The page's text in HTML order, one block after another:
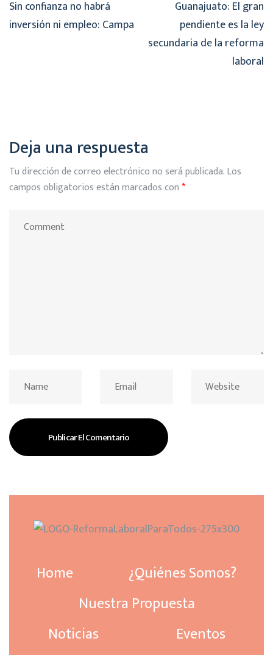
Sin confianza no habrá
inversión ni empleo: Campa
Guanajuato: El gran
pendiente es la ley
secundaria de la reforma
laboral
Deja una respuesta
Tu dirección de correo electrónico no será publicada.Los
campos obligatorios están marcados con*
Home
¿Quiénes Somos?
Nuestra Propuesta
Noticias
Eventos